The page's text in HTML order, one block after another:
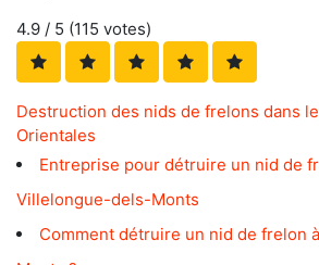
4.9 / 5 (115 votes)
Destruction des nids de frelons dans
Orientales
Entreprise pour détruire un nid de
Villelongue-dels-Monts
Comment détruire un nid de frelon